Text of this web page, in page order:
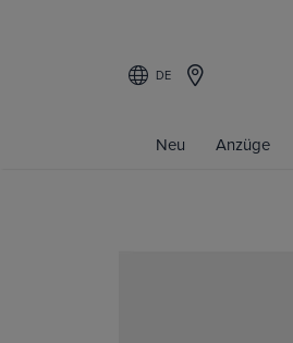
DE
Neu Anzüge